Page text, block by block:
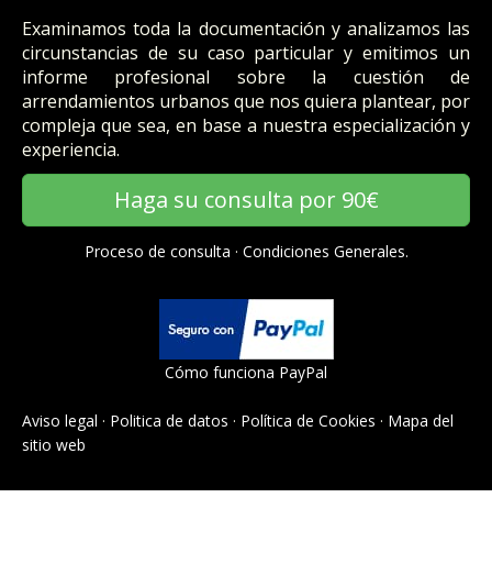
Examinamos toda la documentación y analizamos las
circunstancias de su caso particular y emitimos un
informe profesional sobre la cuestión de
arrendamientos urbanos que nos quiera plantear, por
compleja que sea, en base a nuestra especialización y
experiencia.
Haga su consulta por 90€
Proceso de consulta · Condiciones Generales.
Cómo funciona PayPal
Aviso legal · Politica de datos · Política de Cookies · Mapa del
sitio web